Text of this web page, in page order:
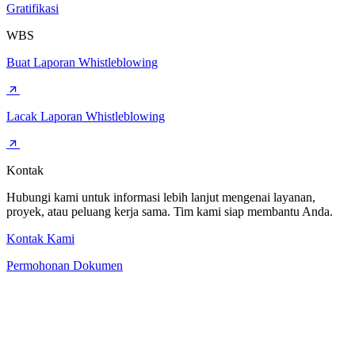
Gratifikasi
WBS
Buat Laporan Whistleblowing
Lacak Laporan Whistleblowing
Kontak
Hubungi kami untuk informasi lebih lanjut mengenai layanan,
proyek, atau peluang kerja sama. Tim kami siap membantu Anda.
Kontak Kami
Permohonan Dokumen